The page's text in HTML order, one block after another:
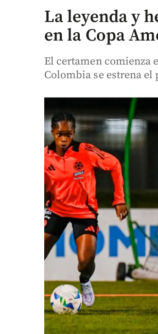
La leyenda y
en la Copa
El certamen comienza
Colombia se estrena